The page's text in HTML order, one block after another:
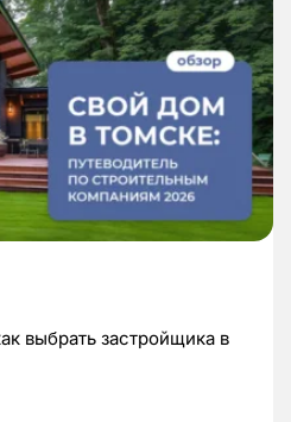
выбрать застройщика в